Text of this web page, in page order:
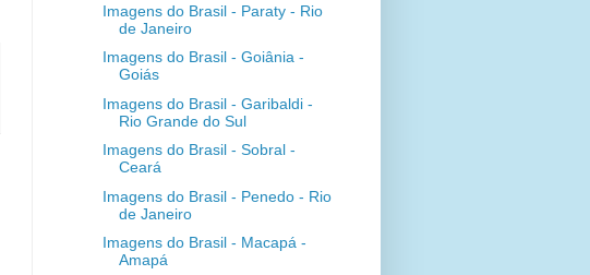
Imagens do Brasil - Paraty - Rio
de Janeiro
Imagens do Brasil - Goiânia -
Goiás
Imagens do Brasil - Garibaldi -
Rio Grande do Sul
Imagens do Brasil - Sobral -
Ceará
Imagens do Brasil - Penedo - Rio
de Janeiro
Imagens do Brasil - Macapá -
Amapá